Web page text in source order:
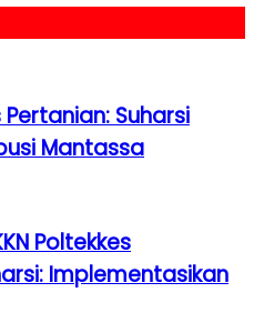
Pertanian: Suharsi
Mantassa
Poltekkes
Implementasikan